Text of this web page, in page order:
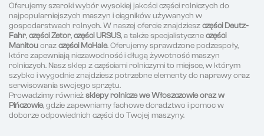
Oferujemy szeroki wybór wysokiej jakości części rolniczych do
najpopularniejszych maszyn i ciągników używanych w
gospodarstwach rolnych. W naszej ofercie znajdzieszczęści Deutz-
Fahr,części Zetor,części URSUS, a także specjalistyczneczęści
Manitouorazczęści McHale. Oferujemy sprawdzone podzespoły,
które zapewniają niezawodność i długą żywotność maszyn
rolniczych. Nasz sklep z częściami rolniczymi to miejsce, w którym
szybko i wygodnie znajdziesz potrzebne elementy do naprawy oraz
serwisowania swojego sprzętu.
Prowadzimy równieżsklepy rolnicze we Włoszczowie oraz w
Pińczowie, gdzie zapewniamy fachowe doradztwo i pomoc w
doborze odpowiednich części do Twojej maszyny.